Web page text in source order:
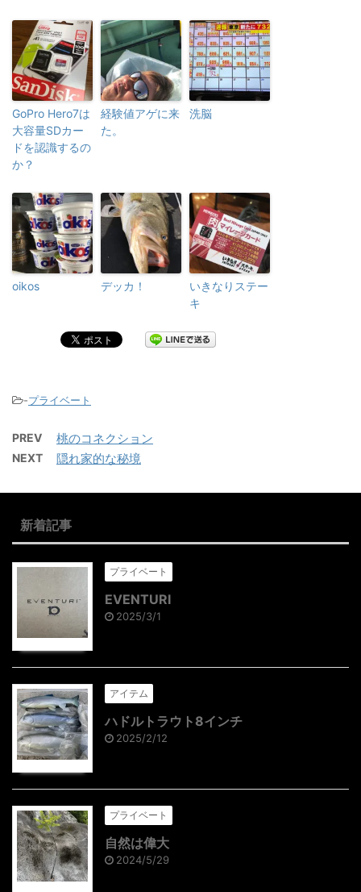
GoPro Hero7は
大容量SDカー
ドを認識するの
か？
経験値アゲに来
た。
洗脳
oikos デッカ！
いきなりステー
キ
-プライベート
PREV 桃のコネクション
NEXT 隠れ家的な秘境
新着記事
プライベート
EVENTURI
2025/3/1
アイテム
ハドルトラウト8インチ
2025/2/12
プライベート
自然は偉大
2024/5/29